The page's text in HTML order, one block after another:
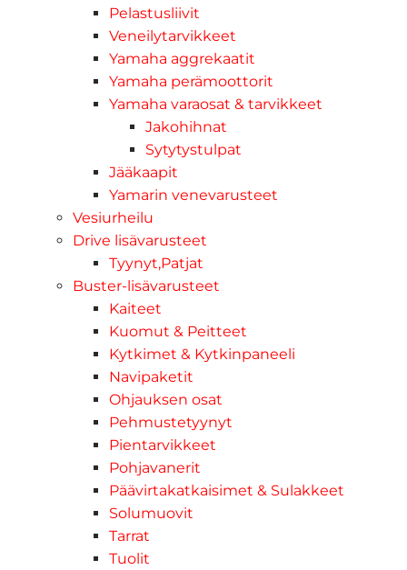
Pelastusliivit
Veneilytarvikkeet
Yamaha aggrekaatit
Yamaha perämoottorit
Yamaha varaosat & tarvikkeet
Jakohihnat
Sytytystulpat
Jääkaapit
Yamarin venevarusteet
Vesiurheilu
Drive lisävarusteet
Tyynyt,Patjat
Buster-lisävarusteet
Kaiteet
Kuomut & Peitteet
Kytkimet & Kytkinpaneeli
Navipaketit
Ohjauksen osat
Pehmustetyynyt
Pientarvikkeet
Pohjavanerit
Päävirtakatkaisimet & Sulakkeet
Solumuovit
Tarrat
Tuolit